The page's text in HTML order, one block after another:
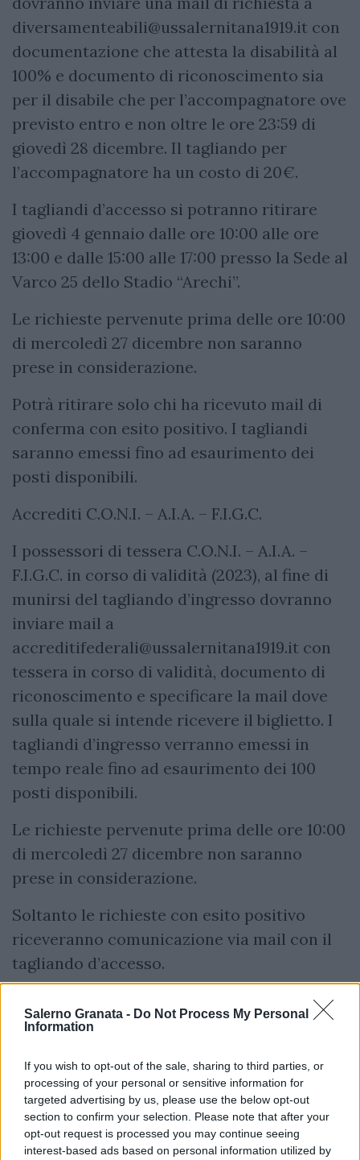
Salerno Granata - Do Not Process My Personal
Information
If you wish to opt-out of the sale, sharing to third parties, or
processing of your personal or sensitive information for
targeted advertising by us, please use the below opt-out
section to confirm your selection. Please note that after your
opt-out request is processed you may continue seeing
interest-based ads based on personal information utilized by
diversamenteabili@ussalernitana1919.it con
documentazione che attesta la disabilità al
100% e documento di riconoscimento sia
per il disabile che per l’accompagnatore ove
previsto entro e non oltre le ore 23:59 di
giovedì 28 dicembre. Il tagliando per
l’accompagnatore ha un costo di 20€.
I tagliandi d’accesso si potranno ritirare
giovedì 4 gennaio dalle ore 10:00 alle ore
13:00 e dalle 15:00 alle 17:00 presso la Sede al
Varco 25 dello Stadio “Arechi”.
Le richieste pervenute prima delle ore 10:00
di mercoledì 27 dicembre non saranno
prese in considerazione.
Potrà ritirare solo chi ha ricevuto mail di
conferma con esito positivo. I tagliandi
saranno emessi fino ad esaurimento dei
posti disponibili.
Accrediti C.O.N.I. – A.I.A. – F.I.G.C.
I possessori di tessera C.O.N.I. – A.I.A. –
F.I.G.C. in corso di validità (2023), al fine di
munirsi del tagliando d’ingresso dovranno
inviare mail a
accreditifederali@ussalernitana1919.it con
tessera in corso di validità, documento di
riconoscimento e specificare la mail dove
sulla quale si intende ricevere il biglietto. I
tagliandi d’ingresso verranno emessi in
tempo reale fino ad esaurimento dei 100
posti disponibili.
Le richieste pervenute prima delle ore 10:00
di mercoledì 27 dicembre non saranno
prese in considerazione.
Soltanto le richieste con esito positivo
riceveranno comunicazione via mail con il
tagliando d’accesso.